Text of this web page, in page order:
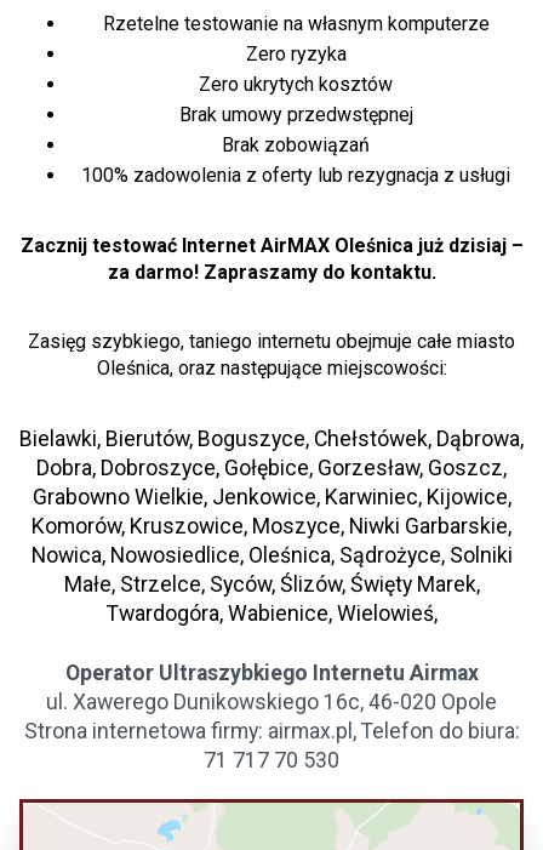
Rzetelne testowanie na własnym komputerze
Zero ryzyka
Zero ukrytych kosztów
Brak umowy przedwstępnej
Brak zobowiązań
100% zadowolenia z oferty lub rezygnacja z usługi
Zacznij testować Internet AirMAX Oleśnica już dzisiaj –
za darmo! Zapraszamy do kontaktu.
Zasięg szybkiego, taniego internetu obejmuje całe miasto
Oleśnica, oraz następujące miejscowości:
Bielawki, Bierutów, Boguszyce, Chełstówek, Dąbrowa,
Dobra, Dobroszyce, Gołębice, Gorzesław, Goszcz,
Grabowno Wielkie, Jenkowice, Karwiniec, Kijowice,
Komorów, Kruszowice, Moszyce, Niwki Garbarskie,
Nowica, Nowosiedlice, Oleśnica, Sądrożyce, Solniki
Małe, Strzelce, Syców, Ślizów, Święty Marek,
Twardogóra, Wabienice, Wielowieś,
Operator Ultraszybkiego Internetu Airmax
ul. Xawerego Dunikowskiego 16c, 46-020 Opole
Strona internetowa firmy: airmax.pl, Telefon do biura:
71 717 70 530